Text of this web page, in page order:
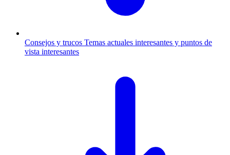
Consejos y trucos Temas actuales interesantes y puntos de
vista interesantes